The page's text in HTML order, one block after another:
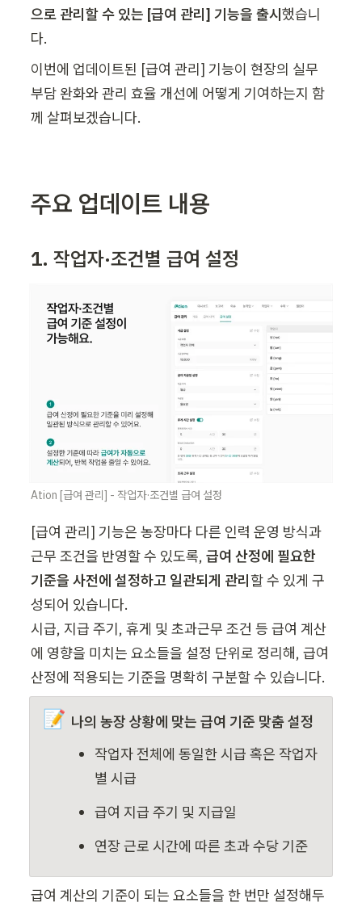
으로 관리할 수 있는 [급여 관리] 기능을 출시했습니
다.
이번에 업데이트된 [급여 관리] 기능이 현장의 실무
부담 완화와 관리 효율 개선에 어떻게 기여하는지 함
께 살펴보겠습니다.
주요 업데이트 내용
1. 작업자·조건별 급여 설정
Ation [급여 관리] - 작업자·조건별 급여 설정
[급여 관리] 기능은 농장마다 다른 인력 운영 방식과
근무 조건을 반영할 수 있도록, 급여 산정에 필요한
기준을 사전에 설정하고 일관되게 관리할 수 있게 구
성되어 있습니다.
시급, 지급 주기, 휴게 및 초과근무 조건 등 급여 계산
에 영향을 미치는 요소들을 설정 단위로 정리해, 급여
산정에 적용되는 기준을 명확히 구분할 수 있습니다.
📝 나의 농장 상황에 맞는 급여 기준 맞춤 설정
작업자 전체에 동일한 시급 혹은 작업자
별 시급
급여 지급 주기 및 지급일
연장 근로 시간에 따른 초과 수당 기준
급여 계산의 기준이 되는 요소들을 한 번만 설정해두